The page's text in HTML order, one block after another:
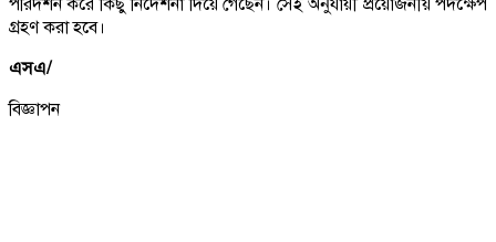
গ্রহণ করা হবে।
এসএ/
বিজ্ঞাপন